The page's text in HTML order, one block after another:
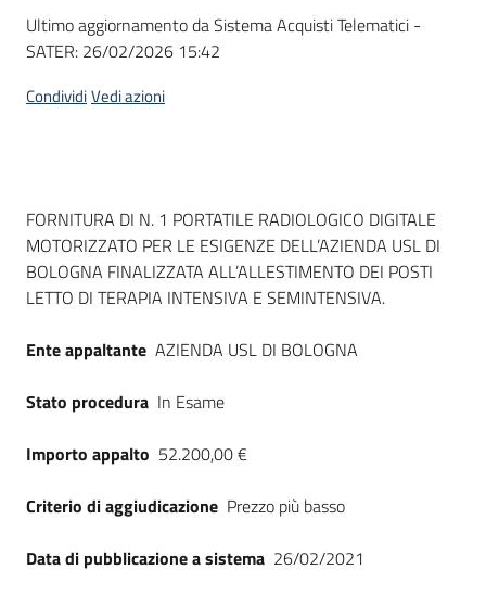
Ultimo aggiornamento da Sistema Acquisti Telematici -
SATER: 26/02/2026 15:42
CondividiVedi azioni
Dati del bando
FORNITURA DI N. 1 PORTATILE RADIOLOGICO DIGITALE
MOTORIZZATO PER LE ESIGENZE DELL’AZIENDA USL DI
BOLOGNA FINALIZZATA ALL’ALLESTIMENTO DEI POSTI
LETTO DI TERAPIA INTENSIVA E SEMINTENSIVA.
Ente appaltante AZIENDA USL DI BOLOGNA
Stato procedura In Esame
Importo appalto 52.200,00 €
Criterio di aggiudicazione Prezzo più basso
Data di pubblicazione a sistema 26/02/2021